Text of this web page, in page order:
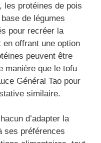
les protéines de pois
de légumes
pour recréer la
offrant une option
peuvent être
manière que le tofu
Général Tao pour
similaire.
d’adapter la
ses préférences